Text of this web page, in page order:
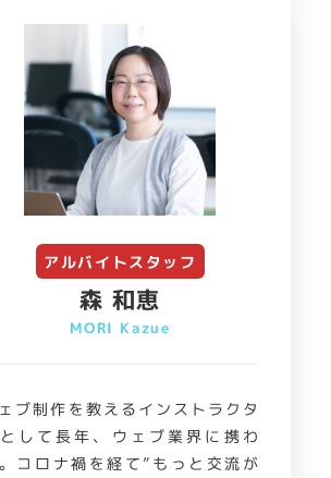
アルバイトスタッフ
森 和恵
MORI Kazue
ブ制作を教えるインストラクタ
して長年、ウェブ業界に携わ
コロナ禍を経て”もっと交流が